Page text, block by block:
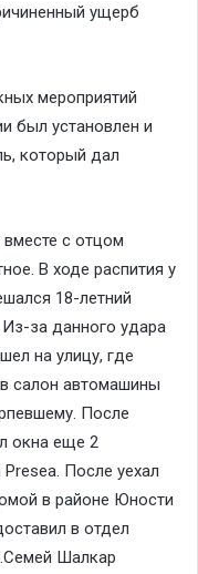
ущерб
мероприятий
был установлен и
который дал
с отцом
В ходе распития у
18-летний
за данного удара
на улицу, где
салон автомашины
После
окна еще 2
После уехал
в районе Юности
в отдел
Шалкар